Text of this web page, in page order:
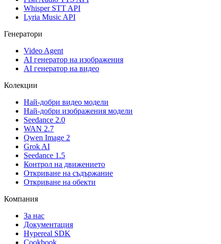
Whisper STT API
Lyria Music API
Генератори
Video Agent
AI генератор на изображения
AI генератор на видео
Колекции
Най-добри видео модели
Най-добри изображения модели
Seedance 2.0
WAN 2.7
Qwen Image 2
Grok AI
Seedance 1.5
Контрол на движението
Откриване на съдържание
Откриване на обекти
Компания
За нас
Документация
Hypereal SDK